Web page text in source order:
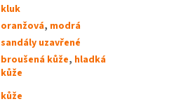
kluk
oranžová, modrá
sandály uzavřené
broušená kůže, hladká
kůže
kůže